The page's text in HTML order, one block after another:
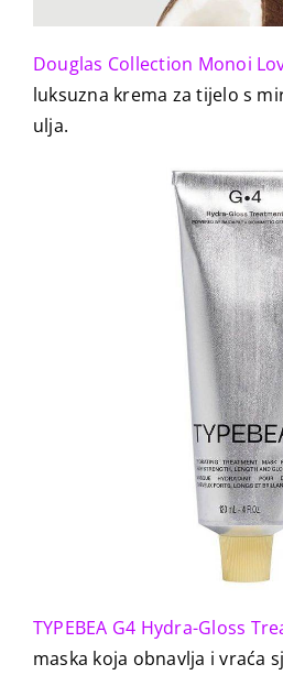
Douglas Collection Monoi
luksuzna krema za tijelo s
ulja.
TYPEBEA G4 Hydra-Gloss
maska koja obnavlja i vraća